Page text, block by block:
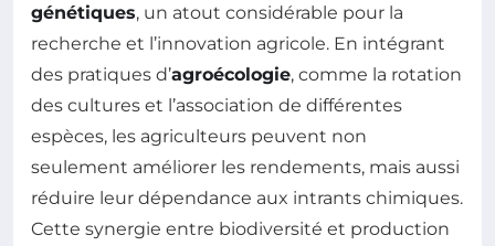
génétiques, un atout considérable pour la
recherche et l’innovation agricole. En intégrant
des pratiques d’agroécologie, comme la rotation
des cultures et l’association de différentes
espèces, les agriculteurs peuvent non
seulement améliorer les rendements, mais aussi
réduire leur dépendance aux intrants chimiques.
Cette synergie entre biodiversité et production